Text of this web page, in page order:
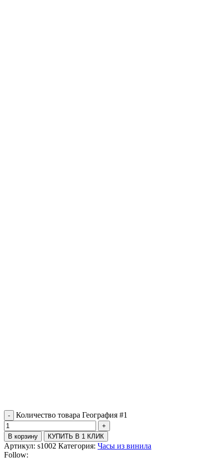
Количество товара География #1
В корзину КУПИТЬ В 1 КЛИК
Артикул: s1002 Категория: Часы из винила
Follow: